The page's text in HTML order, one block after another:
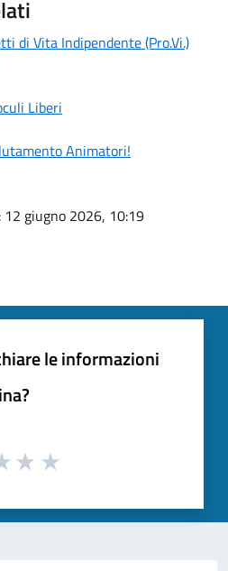
di Vita Indipendente (Pro.Vi.)
Liberi
Animatori!
: 12 giugno 2026, 10:19
le informazioni